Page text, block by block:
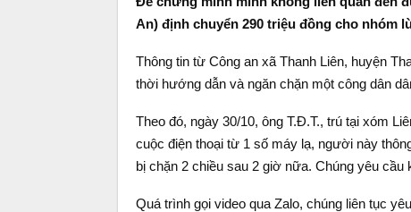
An) định chuyển 290 triệu đồng cho nhóm
Thông tin từ Công an xã Thanh Liên, huyện
thời hướng dẫn và ngăn chặn một công dân
Theo đó, ngày 30/10, ông T.Đ.T., trú tại xóm
cuộc điện thoại từ 1 số máy lạ, người này
bị chặn 2 chiều sau 2 giờ nữa. Chúng yêu cầu
Quá trình gọi video qua Zalo, chúng liên tục